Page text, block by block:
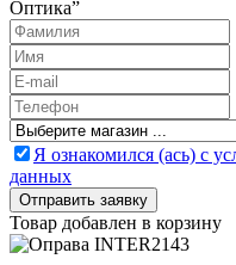
Оптика”
Я ознакомился (ась) с
данных
Товар добавлен в корзину